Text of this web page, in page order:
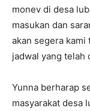
monev di desa
masukan dan
akan segera kami
jadwal yang telah
Yunna berharap
masyarakat desa